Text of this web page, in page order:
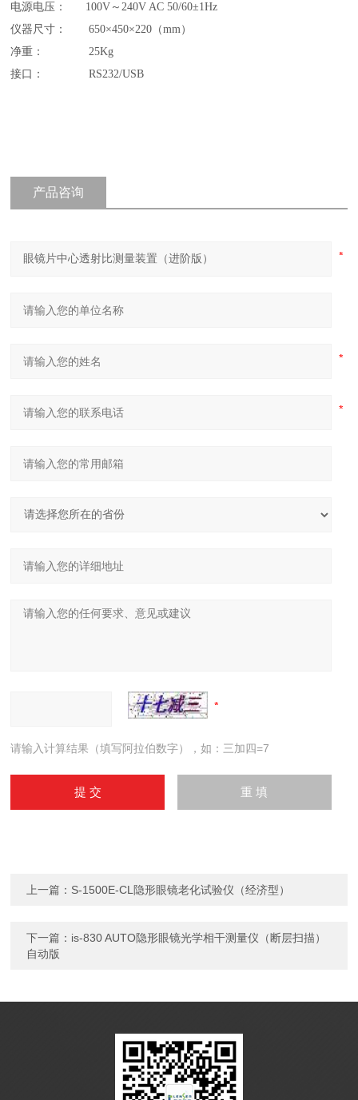
电源电压 ：
100V～240V AC 50/60±1Hz
仪器尺寸 ：
650×450×220（mm）
净重： 25Kg
接口： RS232/USB
产品咨询
请输入计算结果（填写阿拉伯数字），如：三加四=7
上一篇： S-1500E-CL隐形眼镜老化试验仪（经济型）
下一篇： is-830 AUTO隐形眼镜光学相干测量仪（断层扫描）
自动版